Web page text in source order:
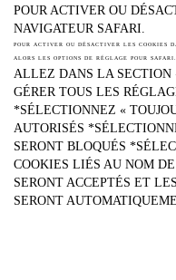
POUR ACTIVER OU
NAVIGATEUR SAFARI.
POUR ACTIVER OU DÉSACTIVER LES COOKIES
ALORS LES OPTIONS DE RÉGLAGE POUR SAFARI.
ALLEZ DANS LA
GÉRER TOUS LES
*SÉLECTIONNEZ «
AUTORISÉS
SERONT BLOQUÉS
COOKIES LIÉS AU NOM
SERONT ACCEPTÉS ET
SERONT